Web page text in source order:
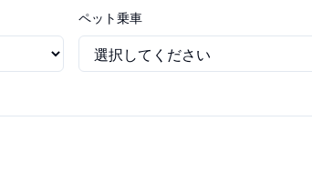
ペット乗車